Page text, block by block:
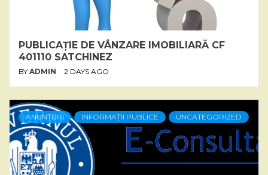
PUBLICAȚIE DE VÂNZARE IMOBILIARĂ CF
401110 SATCHINEZ
BY ADMIN 2 DAYS AGO
ANUNȚURI INFORMAȚII PUBLICE UNCATEGORIZED